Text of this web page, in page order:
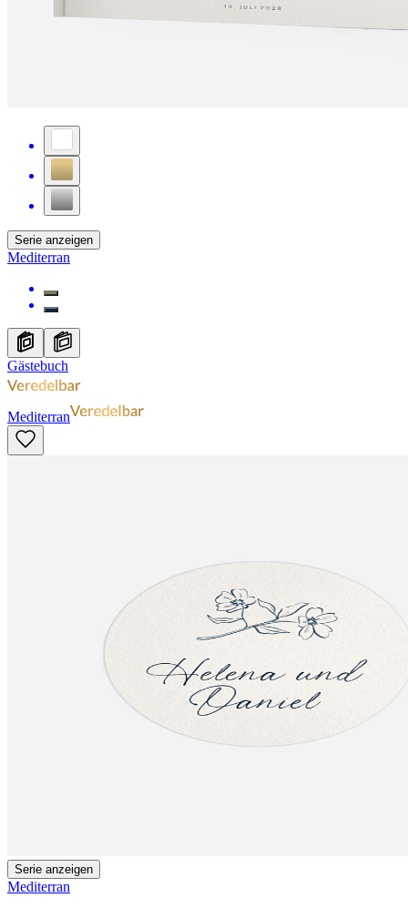
Serie anzeigen
Mediterran
Gästebuch
Mediterran
Serie anzeigen
Mediterran